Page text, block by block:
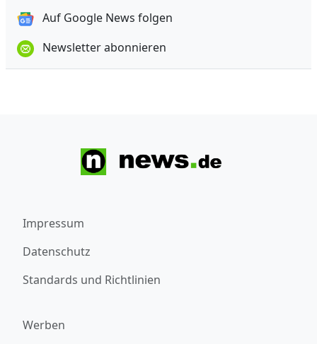
Auf Google News folgen
Newsletter abonnieren
Impressum
Datenschutz
Standards und Richtlinien
Werben